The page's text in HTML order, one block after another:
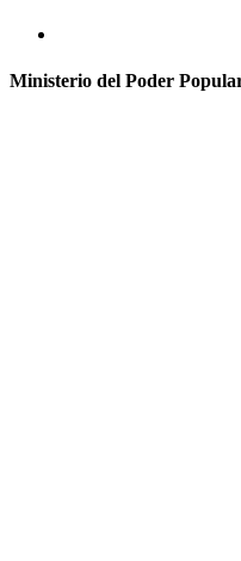
Ministerio del Poder